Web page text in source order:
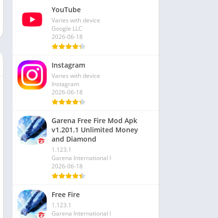
YouTube
Varies with device
Google LLC
2026-06-18
Instagram
Varies with device
Instagram
2026-06-18
Garena Free Fire Mod Apk
v1.201.1 Unlimited Money
and Diamond
1.123.1
Garena International I
2026-06-18
Free Fire
1.123.1
Garena International I